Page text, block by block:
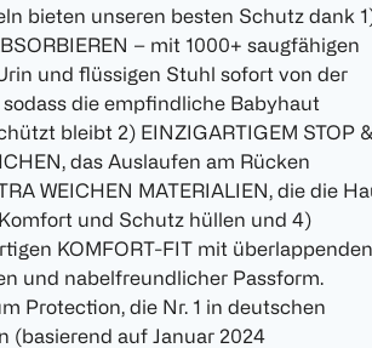
bieten unseren besten Schutz dank
– mit 1000+ saugfähigen
und flüssigen Stuhl sofort von der
die empfindliche Babyhaut
bleibt 2) EINZIGARTIGEM STOP
das Auslaufen am Rücken
WEICHEN MATERIALIEN, die die
und Schutz hüllen und 4)
KOMFORT-FIT mit überlappenden
und nabelfreundlicher Passform.
Protection, die Nr. 1 in deutschen
(basierend auf Januar 2024